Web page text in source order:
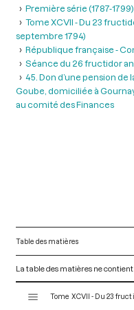
Première série (1787-1799)
Tome XCVII - Du 23
septembre 1794)
République française -
Séance du 26 fructidor an
45. Don d’une pension
Goube, domiciliée à
au comité des Finances
Table des matières
La table des matières ne